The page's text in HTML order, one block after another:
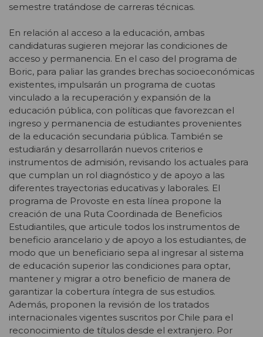
semestre tratándose de carreras técnicas.
En relación al acceso a la educación, ambas
candidaturas sugieren mejorar las condiciones de
acceso y permanencia. En el caso del programa de
Boric, para paliar las grandes brechas socioeconómicas
existentes, impulsarán un programa de cuotas
vinculado a la recuperación y expansión de la
educación pública, con políticas que favorezcan el
ingreso y permanencia de estudiantes provenientes
de la educación secundaria pública. También se
estudiarán y desarrollarán nuevos criterios e
instrumentos de admisión, revisando los actuales para
que cumplan un rol diagnóstico y de apoyo a las
diferentes trayectorias educativas y laborales. El
programa de Provoste en esta línea propone la
creación de una Ruta Coordinada de Beneficios
Estudiantiles, que articule todos los instrumentos de
beneficio arancelario y de apoyo a los estudiantes, de
modo que un beneficiario sepa al ingresar al sistema
de educación superior las condiciones para optar,
mantener y migrar a otro beneficio de manera de
garantizar la cobertura íntegra de sus estudios.
Además, proponen la revisión de los tratados
internacionales vigentes suscritos por Chile para el
reconocimiento de títulos desde el extranjero. Por